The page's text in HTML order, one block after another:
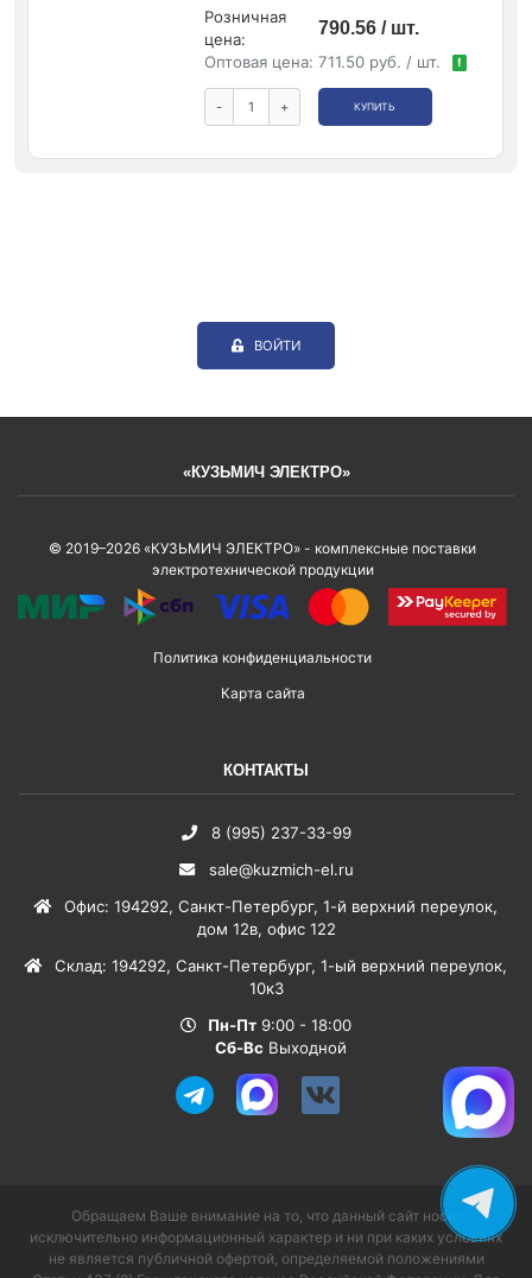
Розничная
цена:
790.56 / шт.
Оптовая цена: 711.50 руб. / шт. !
- + КУПИТЬ
ВОЙТИ
«КУЗЬМИЧ ЭЛЕКТРО»
© 2019–2026 «КУЗЬМИЧ ЭЛЕКТРО» - комплексные поставки
электротехнической продукции
Политика конфиденциальности
Карта сайта
КОНТАКТЫ
8 (995) 237-33-99
sale@kuzmich-el.ru
Офис: 194292, Санкт-Петербург, 1-й верхний переулок,
дом 12в, офис 122
Склад: 194292, Санкт-Петербург, 1-ый верхний переулок,
10к3
Пн-Пт 9:00 - 18:00
Сб-Вс Выходной
Обращаем Ваше внимание на то, что данный сайт носит
исключительно информационный характер и ни при каких условиях
не является публичной офертой, определяемой положениями